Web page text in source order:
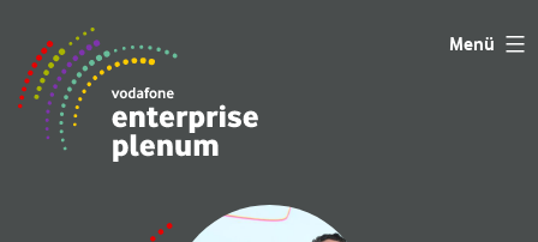
Inhalt
springen
Menü